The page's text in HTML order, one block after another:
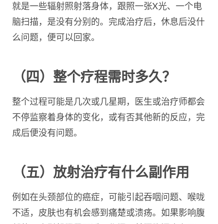
就是一些辐射照射落身体，跟照一张X光、一个电
脑扫描，是没有分别的。完成治疗后，休息后没什
么问题，便可以回家。
（四）整个疗程需时多久？
整个过程可能是几次或几星期，医生或治疗师都会
不停监察着身体的变化，或有否其他新的反应，完
成后便没有问题。
（五）放射治疗有什么副作用
例如在头颈部位的癌症，可能引起吞咽问题、喉咙
不适，皮肤也有机会感到痛楚或溃疡。如果影响腹